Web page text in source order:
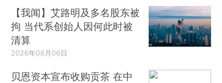
【我闻】艾路明及多名股东被
拘 当代系创始人因何此时被
清算
2026年08月06日
贝恩资本宣布收购贡茶 在中